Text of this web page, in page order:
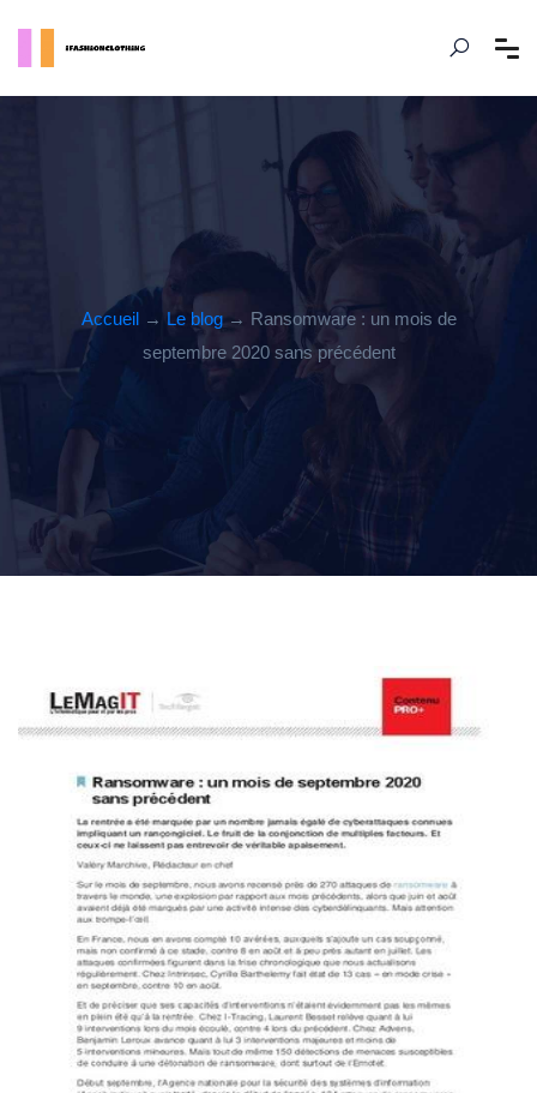
Accueil→ Le blog→ Ransomware : un mois de
septembre 2020 sans précédent